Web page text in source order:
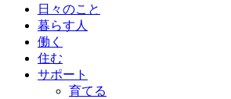
日々のこと
暮らす人
働く
住む
サポート
育てる